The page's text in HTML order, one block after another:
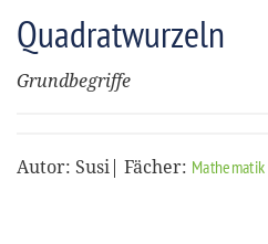
Quadratwurzeln
Grundbegriffe
Autor: Susi| Fächer: Mathematik